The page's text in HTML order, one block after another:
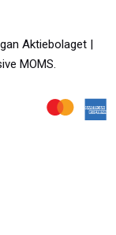
Aktiebolaget |
MOMS.